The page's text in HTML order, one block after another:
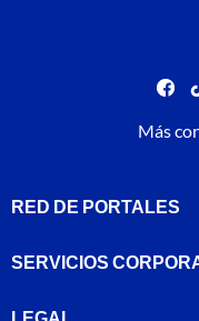
Más
RED DE PORTALES
SERVICIOS
LEGAL